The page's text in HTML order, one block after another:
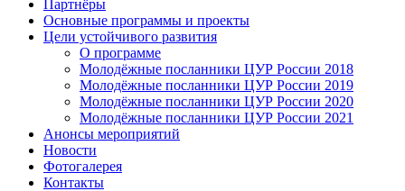
Партнёры
Основные программы и проекты
Цели устойчивого развития
О программе
Молодёжные посланники ЦУР России 2018
Молодёжные посланники ЦУР России 2019
Молодёжные посланники ЦУР России 2020
Молодёжные посланники ЦУР России 2021
Анонсы мероприятий
Новости
Фотогалерея
Контакты